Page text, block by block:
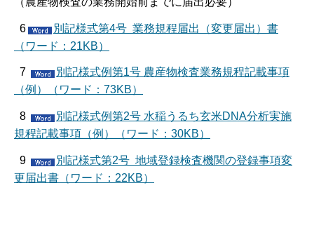
6
別記様式第4号 業務規程届出（変更届出）書
（ワード：21KB）
7
別記様式例第1号 農産物検査業務規程記載事項
（例）（ワード：73KB）
8
別記様式例第2号 水稲うるち玄米DNA分析実施
規程記載事項（例）（ワード：30KB）
9
別記様式第2号 地域登録検査機関の登録事項変
更届出書（ワード：22KB）